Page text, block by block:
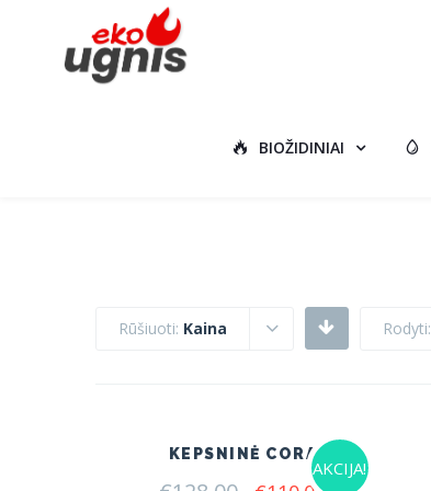
BIOŽIDINIAI
Rūšiuoti: Kaina Rodyti:
AKCIJA!
KEPSNINĖ CORA